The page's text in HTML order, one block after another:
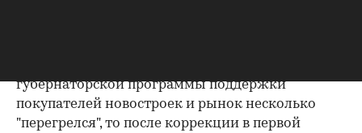
губернаторской программы поддержки
покупателей новостроек и рынок несколько
"перегрелся", то после коррекции в первой